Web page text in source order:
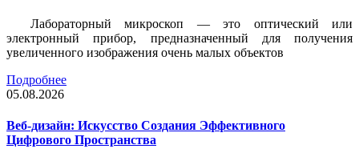
Лабораторный микроскоп — это оптический или
электронный прибор, предназначенный для получения
увеличенного изображения очень малых объектов
Подробнее
05.08.2026
Веб-дизайн: Искусство Создания Эффективного
Цифрового Пространства